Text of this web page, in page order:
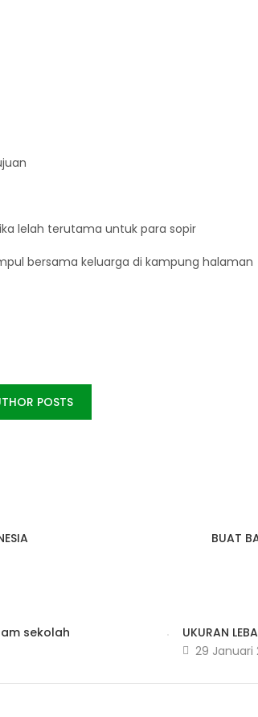
lelah terutama untuk para sopir
bersama keluarga di kampung halaman
POSTS
BUAT
sekolah
UKURAN
Posted
29 Januari